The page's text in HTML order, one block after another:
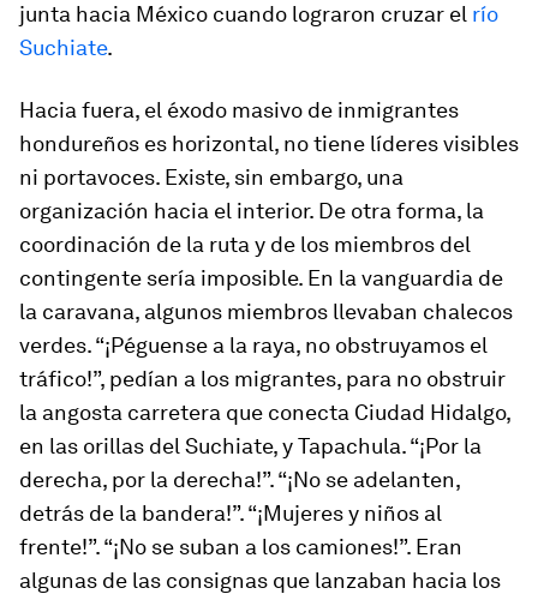
junta hacia México cuando lograron cruzar el río
Suchiate.
Hacia fuera, el éxodo masivo de inmigrantes
hondureños es horizontal, no tiene líderes visibles
ni portavoces. Existe, sin embargo, una
organización hacia el interior. De otra forma, la
coordinación de la ruta y de los miembros del
contingente sería imposible. En la vanguardia de
la caravana, algunos miembros llevaban chalecos
verdes. “¡Péguense a la raya, no obstruyamos el
tráfico!”, pedían a los migrantes, para no obstruir
la angosta carretera que conecta Ciudad Hidalgo,
en las orillas del Suchiate, y Tapachula. “¡Por la
derecha, por la derecha!”. “¡No se adelanten,
detrás de la bandera!”. “¡Mujeres y niños al
frente!”. “¡No se suban a los camiones!”. Eran
algunas de las consignas que lanzaban hacia los